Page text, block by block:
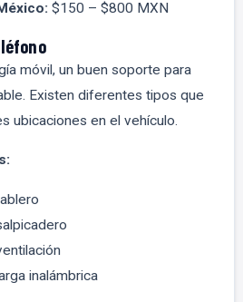
$150 – $800 MXN
móvil, un buen soporte para
Existen diferentes tipos que
ubicaciones en el vehículo.
inalámbrica